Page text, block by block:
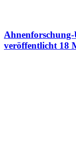
veröffentlicht 18